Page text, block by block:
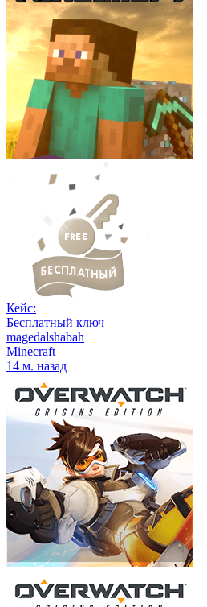
Кейс:
Бесплатный ключ
magedalshabah
Minecraft
14 м. назад